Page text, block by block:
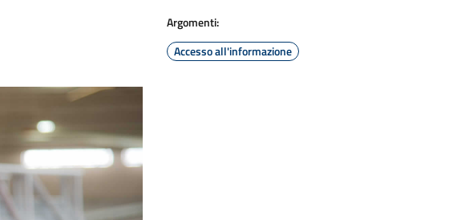
Argomenti:
Accesso all'informazione